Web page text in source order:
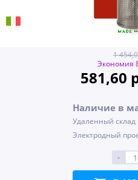
1
Экономия
581,60
Наличие в
Удаленный склад
Электродный
-